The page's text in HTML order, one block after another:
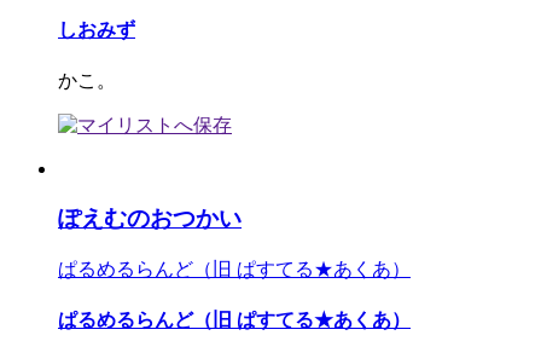
しおみず
かこ。
ぽえむのおつかい
ぱるめるらんど（旧 ぱすてる★あくあ）
ぱるめるらんど（旧 ぱすてる★あくあ）